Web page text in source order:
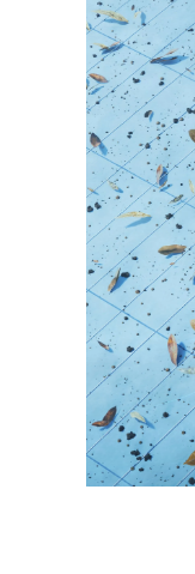
limpidité
performance
optimisé. Avec
synchronisées
capturant
fines,
avec un